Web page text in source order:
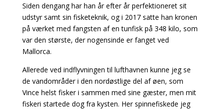
Siden dengang har han år efter år perfektioneret sit
udstyr samt sin fisketeknik, og i 2017 satte han kronen
på værket med fangsten af en tunfisk på 348 kilo, som
var den største, der nogensinde er fanget ved
Mallorca.
Allerede ved indflyvningen til lufthavnen kunne jeg se
de vandområder i den nordøstlige del af øen, som
Vince helst fisker i sammen med sine gæster, men mit
fiskeri startede dog fra kysten. Her spinnefiskede jeg